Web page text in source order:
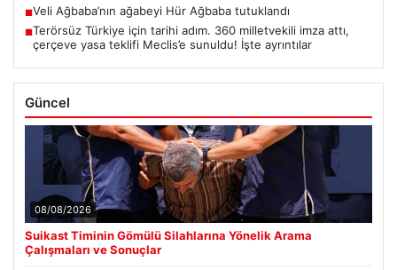
■Veli Ağbaba’nın ağabeyi Hür Ağbaba tutuklandı
■Terörsüz Türkiye için tarihi adım. 360 milletvekili imza attı,
çerçeve yasa teklifi Meclis’e sunuldu! İşte ayrıntılar
Güncel
08/08/2026
Suikast Timinin Gömülü Silahlarına Yönelik Arama
Çalışmaları ve Sonuçlar